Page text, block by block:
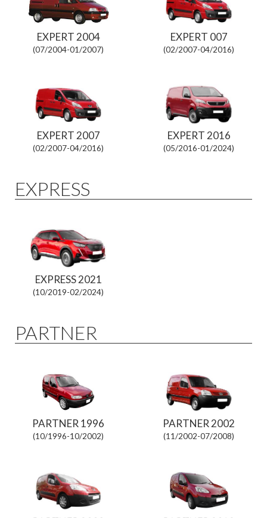
EXPERT 2004
(07/2004-01/2007)
EXPERT 007
(02/2007-04/2016)
EXPERT 2007
(02/2007-04/2016)
EXPERT 2016
(05/2016-01/2024)
EXPRESS
EXPRESS 2021
(10/2019-02/2024)
PARTNER
PARTNER 1996
(10/1996-10/2002)
PARTNER 2002
(11/2002-07/2008)